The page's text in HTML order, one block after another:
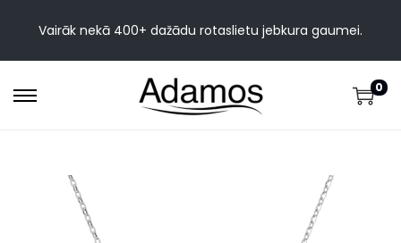
Vairāk nekā 400+ dažādu rotaslietu jebkura gaumei.
0